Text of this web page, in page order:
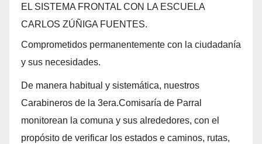
EL SISTEMA FRONTAL CON LA ESCUELA
CARLOS ZÚÑIGA FUENTES.
Comprometidos permanentemente con la ciudadanía
y sus necesidades.
De manera habitual y sistemática, nuestros
Carabineros de la 3era.Comisaría de Parral
monitorean la comuna y sus alrededores, con el
propósito de verificar los estados e caminos, rutas,